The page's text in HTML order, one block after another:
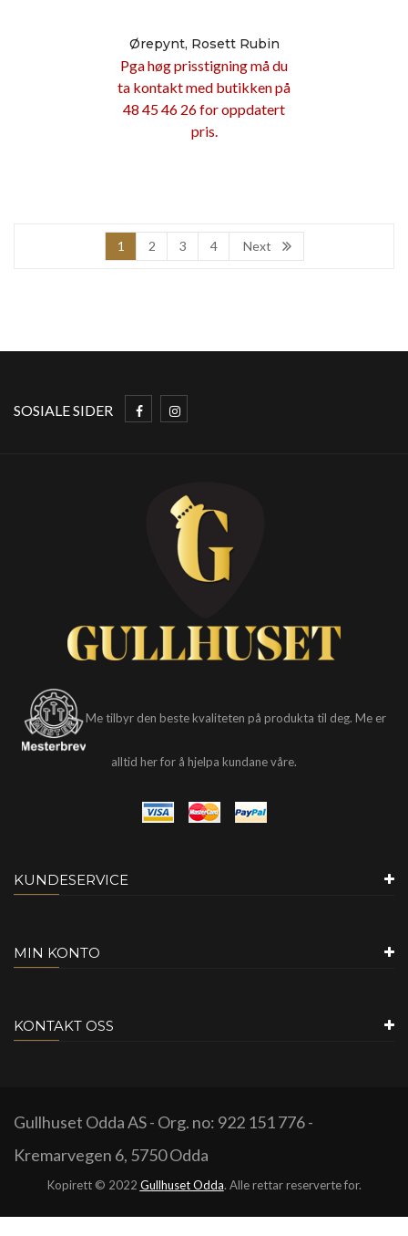
Ørepynt, Rosett Rubin
Pga høg prisstigning må du
ta kontakt med butikken på
48 45 46 26 for oppdatert
pris.
1 2 3 4 Next
SOSIALE SIDER
Me tilbyr den beste kvaliteten på produkta til deg. Me er
alltid her for å hjelpa kundane våre.
KUNDESERVICE
MIN KONTO
KONTAKT OSS
Gullhuset Odda AS - Org. no: 922 151 776 -
Kremarvegen 6, 5750 Odda
Kopirett © 2022 Gullhuset Odda. Alle rettar reserverte for.